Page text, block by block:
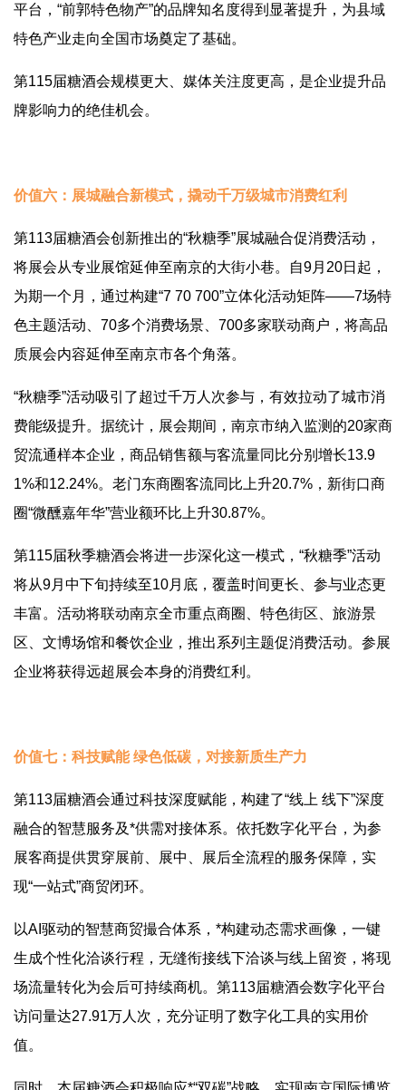
平台，“前郭特色物产”的品牌知名度得到显著提升，为县域
特色产业走向全国市场奠定了基础。
第115届糖酒会规模更大、媒体关注度更高，是企业提升品
牌影响力的绝佳机会。
价值六：展城融合新模式，撬动千万级城市消费红利
第113届糖酒会创新推出的“秋糖季”展城融合促消费活动，
将展会从专业展馆延伸至南京的大街小巷。自9月20日起，
为期一个月，通过构建“7 70 700”立体化活动矩阵——7场特
色主题活动、70多个消费场景、700多家联动商户，将高品
质展会内容延伸至南京市各个角落。
“秋糖季”活动吸引了超过千万人次参与，有效拉动了城市消
费能级提升。据统计，展会期间，南京市纳入监测的20家商
贸流通样本企业，商品销售额与客流量同比分别增长13.9
1%和12.24%。老门东商圈客流同比上升20.7%，新街口商
圈“微醺嘉年华”营业额环比上升30.87%。
第115届秋季糖酒会将进一步深化这一模式，“秋糖季”活动
将从9月中下旬持续至10月底，覆盖时间更长、参与业态更
丰富。活动将联动南京全市重点商圈、特色街区、旅游景
区、文博场馆和餐饮企业，推出系列主题促消费活动。参展
企业将获得远超展会本身的消费红利。
价值七：科技赋能 绿色低碳，对接新质生产力
第113届糖酒会通过科技深度赋能，构建了“线上 线下”深度
融合的智慧服务及*供需对接体系。依托数字化平台，为参
展客商提供贯穿展前、展中、展后全流程的服务保障，实
现“一站式”商贸闭环。
以AI驱动的智慧商贸撮合体系，*构建动态需求画像，一键
生成个性化洽谈行程，无缝衔接线下洽谈与线上留资，将现
场流量转化为会后可持续商机。第113届糖酒会数字化平台
访问量达27.91万人次，充分证明了数字化工具的实用价
值。